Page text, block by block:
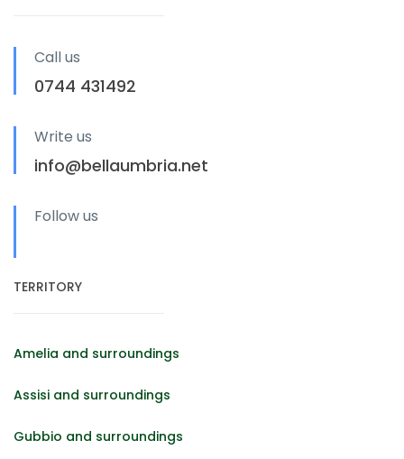
Call us
0744 431492
Write us
info@bellaumbria.net
Follow us
TERRITORY
Amelia and surroundings
Assisi and surroundings
Gubbio and surroundings